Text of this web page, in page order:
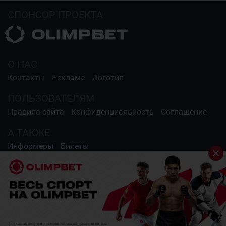
Контакты Реклама Логотип
Правила сайта Конфиденциальность Соглашение
Информеры Билеты
СОЦИАЛЬНЫЕ СЕТИ